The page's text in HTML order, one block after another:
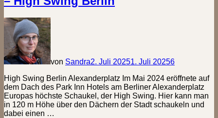
von Sandra2. Juli 20251. Juli 20256
High Swing Berlin Alexanderplatz Im Mai 2024 eröffnete auf
dem Dach des Park Inn Hotels am Berliner Alexanderplatz
Europas höchste Schaukel, der High Swing. Hier kann man
in 120 m Höhe über den Dächern der Stadt schaukeln und
dabei einen …